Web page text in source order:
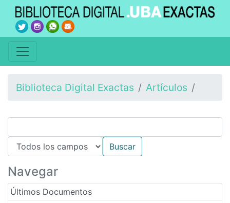
Biblioteca Digital Exactas Artículos
Navegar
Últimos Documentos